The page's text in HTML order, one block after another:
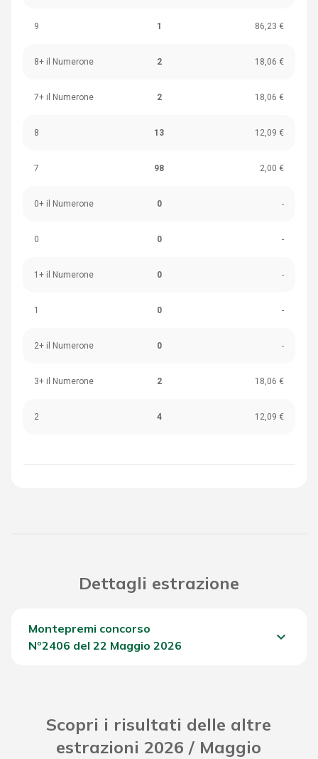
9 1 86,23 €
8+ il Numerone 2 18,06 €
7+ il Numerone 2 18,06 €
8 13 12,09 €
7 98 2,00 €
0+ il Numerone 0 -
0 0 -
1+ il Numerone 0 -
1 0 -
2+ il Numerone 0 -
3+ il Numerone 2 18,06 €
2 4 12,09 €
Dettagli estrazione
Montepremi concorso
Nº2406 del 22 Maggio 2026
keyboard_arrow_down
Scopri i risultati delle altre
estrazioni 2026 / Maggio